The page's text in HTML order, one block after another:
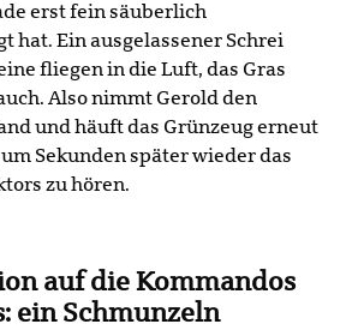
erst fein säuberlich
hat. Ein ausgelassener Schrei
fliegen in die Luft, das Gras
Also nimmt Gerold den
und häuft das Grünzeug erneut
Sekunden später wieder das
zu hören.
auf die Kommandos
ein Schmunzeln